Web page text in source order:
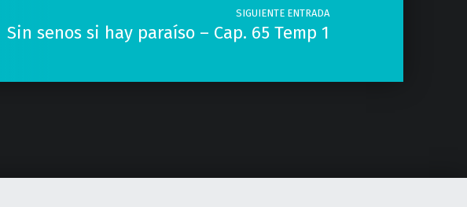
SIGUIENTE ENTRADA
Sin senos si hay paraíso – Cap. 65 Temp 1